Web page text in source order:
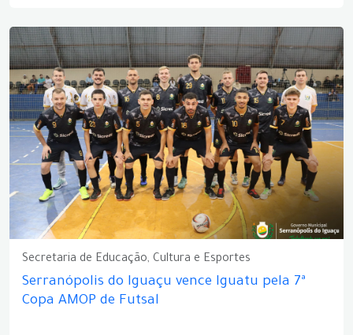
Secretaria de Educação, Cultura e Esportes
Serranópolis do Iguaçu vence Iguatu pela 7ª
Copa AMOP de Futsal